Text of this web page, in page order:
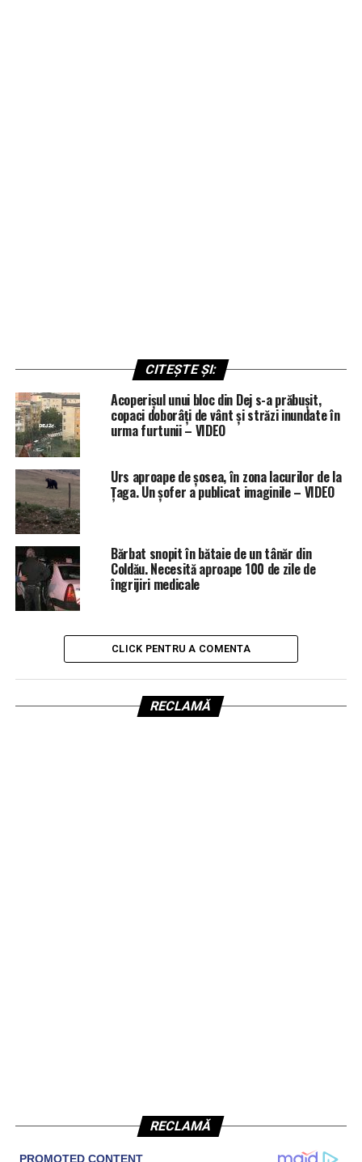
CITEȘTE ȘI:
Acoperișul unui bloc din Dej s-a prăbușit,
copaci doborâți de vânt și străzi inundate în
urma furtunii – VIDEO
Urs aproape de șosea, în zona lacurilor de la
Țaga. Un șofer a publicat imaginile – VIDEO
Bărbat snopit în bătaie de un tânăr din
Coldău. Necesită aproape 100 de zile de
îngrijiri medicale
CLICK PENTRU A COMENTA
RECLAMĂ
RECLAMĂ